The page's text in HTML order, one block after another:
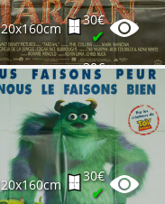
30€
✔
30€
✔
30€
✔